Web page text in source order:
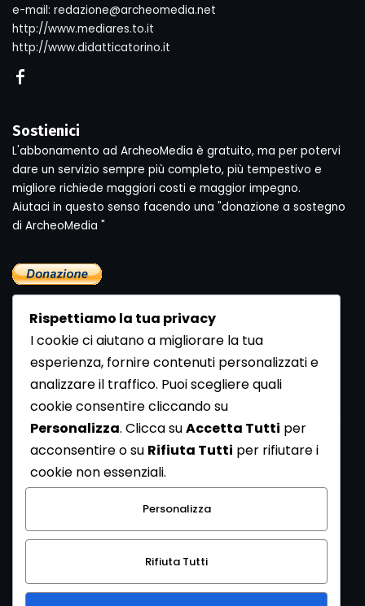
e-mail: redazione@archeomedia.net
http://www.mediares.to.it
http://www.didatticatorino.it
Sostienici
L'abbonamento ad ArcheoMedia è gratuito, ma per potervi
dare un servizio sempre più completo, più tempestivo e
migliore richiede maggiori costi e maggior impegno.
Aiutaci in questo senso facendo una "donazione a sostegno
di ArcheoMedia "
Newsletter
Se vuoi ricevere la Rivista gratuita di archeologia realizzata
dalla Redazione di ArcheoMedia iscriviti alla nostra
Newsletter [Clicca Qui]
Con l'invio del messaggio l'utente dichiara di aver letto
l’informativa sulla privacy e di acconsentire al trattamento
dei propri dati personali.
Rispettiamo la tua privacy
I cookie ci aiutano a migliorare la tua
esperienza, fornire contenuti personalizzati e
analizzare il traffico. Puoi scegliere quali
cookie consentire cliccando su
Personalizza. Clicca suAccetta Tutti per
acconsentire o su Rifiuta Tutti per rifiutare i
cookie non essenziali.
Personalizza
Rifiuta Tutti